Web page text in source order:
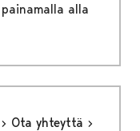
alla
Ota yhteyttä